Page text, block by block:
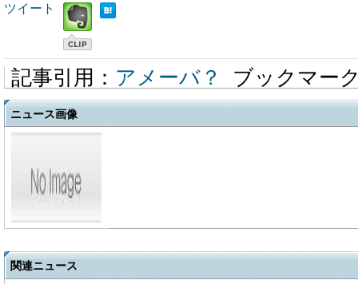
ツイート
記事引用： アメーバ？ ブックマー
ニュース画像
関連ニュース